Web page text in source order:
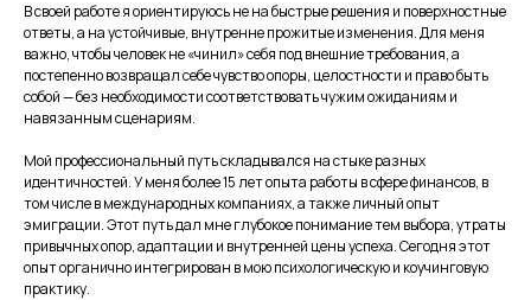
В своей работе я ориентируюсь не на быстрые решения и поверхностные
ответы, а на устойчивые, внутренне прожитые изменения. Для меня
важно, чтобы человек не «чинил» себя под внешние требования, а
постепенно возвращал себе чувство опоры, целостности и право быть
собой — без необходимости соответствовать чужим ожиданиям и
навязанным сценариям.
Мой профессиональный путь складывался на стыке разных
идентичностей. У меня более 15 лет опыта работы в сфере финансов, в
том числе в международных компаниях, а также личный опыт
эмиграции. Этот путь дал мне глубокое понимание тем выбора, утраты
привычных опор, адаптации и внутренней цены успеха. Сегодня этот
опыт органично интегрирован в мою психологическую и коучинговую
практику.